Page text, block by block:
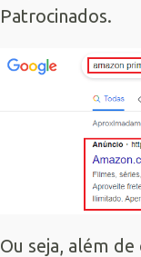
Patrocinados.
Ou seja, além